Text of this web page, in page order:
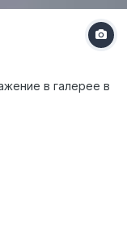
в галерее в